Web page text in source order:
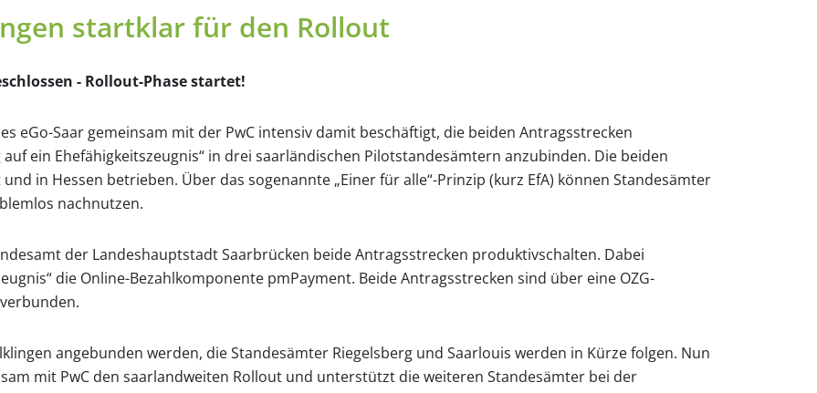
startklar für den Rollout
- Rollout-Phase startet!
eGo-Saar gemeinsam mit der PwC intensiv damit beschäftigt, die beiden Antragsstrecken
ein Ehefähigkeitszeugnis“ in drei saarländischen Pilotstandesämtern anzubinden. Die beiden
in Hessen betrieben. Über das sogenannte „Einer für alle“-Prinzip (kurz EfA) können Standesämter
nachnutzen.
der Landeshauptstadt Saarbrücken beide Antragsstrecken produktivschalten. Dabei
die Online-Bezahlkomponente pmPayment. Beide Antragsstrecken sind über eine OZG-
angebunden werden, die Standesämter Riegelsberg und Saarlouis werden in Kürze folgen. Nun
mit PwC den saarlandweiten Rollout und unterstützt die weiteren Standesämter bei der